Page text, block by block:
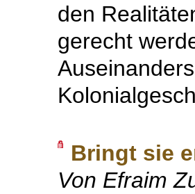
den
gerecht
Bringt sie
Von Efraim